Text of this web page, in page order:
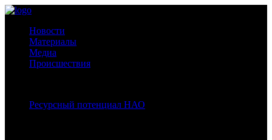
Новости
Материалы
Медиа
Происшествия
Ресурсный потенциал НАО